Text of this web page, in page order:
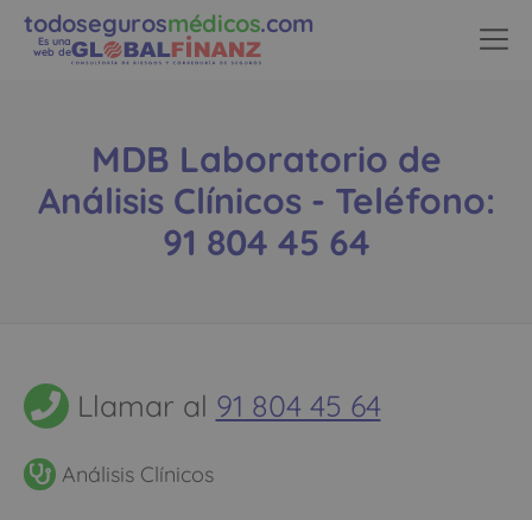
todosegurosmédicos.com
Es una
web de
MDB Laboratorio de
Análisis Clínicos - Teléfono:
91 804 45 64
Llamar al 91 804 45 64
Análisis Clínicos